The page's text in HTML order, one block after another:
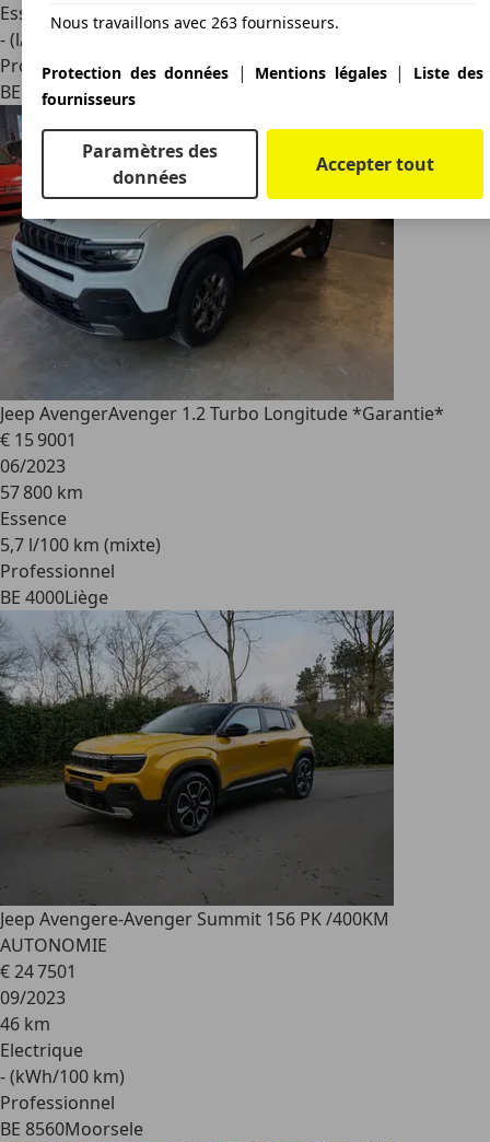
Essence
- (l/100 km)
Professionnel
BE 9690Kluisbergen
Jeep AvengerAvenger 1.2 Turbo Longitude *Garantie*
€ 15 9001
06/2023
57 800 km
Essence
5,7 l/100 km (mixte)
Professionnel
BE 4000Liège
Jeep Avengere-Avenger Summit 156 PK /400KM
AUTONOMIE
€ 24 7501
09/2023
46 km
Electrique
- (kWh/100 km)
Professionnel
BE 8560Moorsele
Nous travaillons avec 263 fournisseurs.
Protection des données | Mentions légales|
Liste des
fournisseurs
Paramètres des
données
Accepter tout